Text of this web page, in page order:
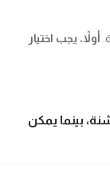
أولاً، يجب اختيار
بينما يمكن